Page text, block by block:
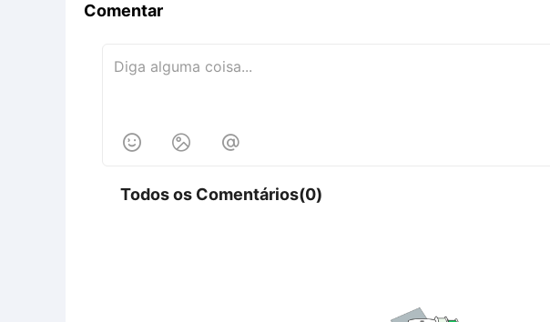
Comentar
  
Todos os Comentários(0)